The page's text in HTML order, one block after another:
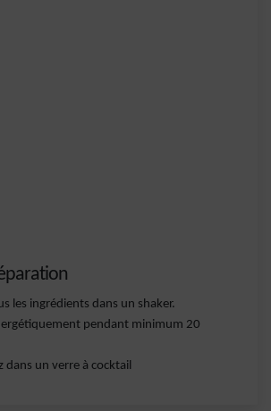
les ingrédients dans un shaker.
pendant minimum 20
dans un verre à cocktail